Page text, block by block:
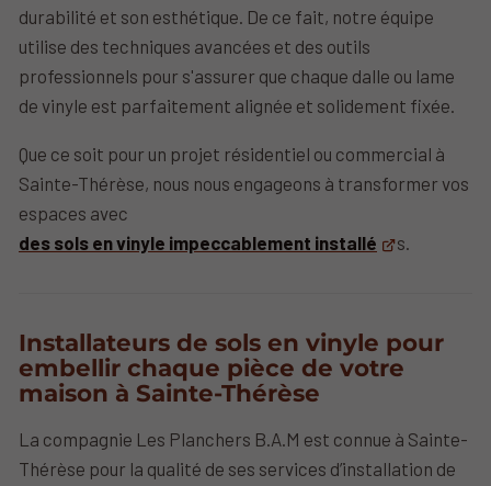
durabilité et son esthétique. De ce fait, notre équipe
utilise des techniques avancées et des outils
professionnels pour s'assurer que chaque dalle ou lame
de vinyle est parfaitement alignée et solidement fixée.
Que ce soit pour un projet résidentiel ou commercial à
Sainte-Thérèse, nous nous engageons à transformer vos
espaces avec
des sols en vinyle impeccablement installé
s.
Installateurs de sols en vinyle pour
embellir chaque pièce de votre
maison à Sainte-Thérèse
La compagnie Les Planchers B.A.M est connue à Sainte-
Thérèse pour la qualité de ses services d’installation de